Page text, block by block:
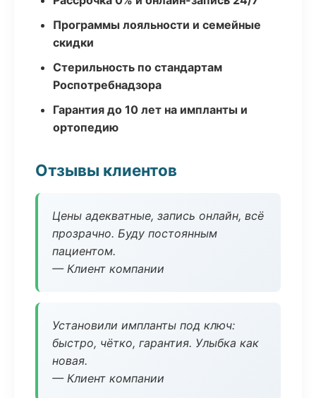
Программы лояльности и семейные
скидки
Стерильность по стандартам
Роспотребнадзора
Гарантия до 10 лет на импланты и
ортопедию
Отзывы клиентов
Цены адекватные, запись онлайн, всё
прозрачно. Буду постоянным
пациентом.
— Клиент компании
Установили импланты под ключ:
быстро, чётко, гарантия. Улыбка как
новая.
— Клиент компании